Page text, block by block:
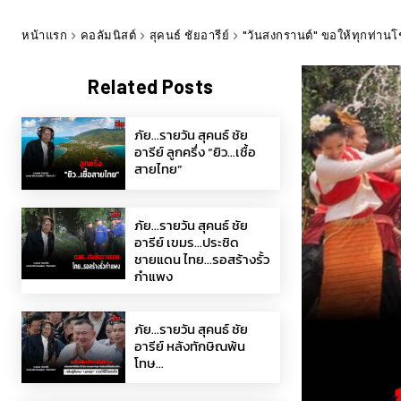
หน้าแรก คอลัมนิสต์ สุคนธ์ ชัยอารีย์ "วันสงกรานต์" ขอให้ทุกท่าน
Related Posts
ภัย…รายวัน สุคนธ์ ชัย
อารีย์ ลูกครึ่ง “ยิว…เชื้อ
สายไทย”
ภัย…รายวัน สุคนธ์ ชัย
อารีย์ เขมร…ประชิด
ชายแดน ไทย…รอสร้างรั้ว
กำแพง
ภัย…รายวัน สุคนธ์ ชัย
อารีย์ หลังทักษิณพ้น
โทษ…